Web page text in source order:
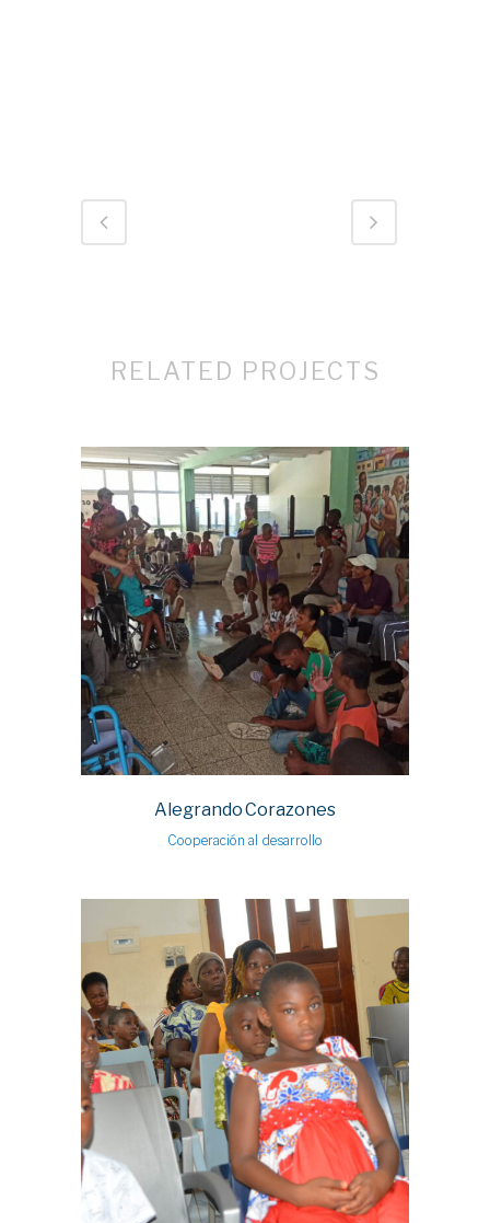
RELATED PROJECTS
Alegrando Corazones
Cooperación al desarrollo